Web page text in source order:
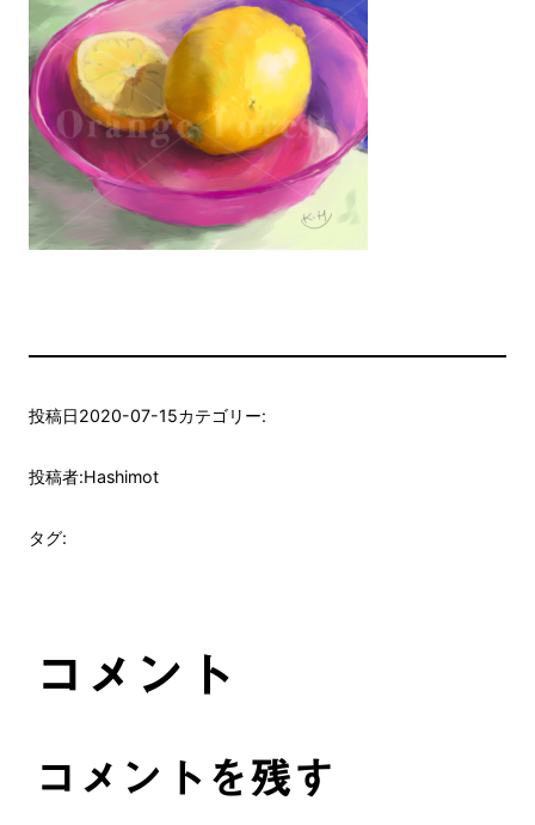
投稿日2020-07-15カテゴリー:
投稿者:Hashimot
タグ:
コメント
コメントを残す